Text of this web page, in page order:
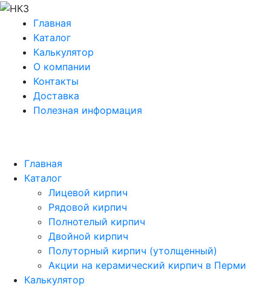
Главная
Каталог
Калькулятор
О компании
Контакты
Доставка
Полезная информация
Главная
Каталог
Лицевой кирпич
Рядовой кирпич
Полнотелый кирпич
Двойной кирпич
Полуторный кирпич (утолщенный)
Акции на керамический кирпич в Перми
Калькулятор